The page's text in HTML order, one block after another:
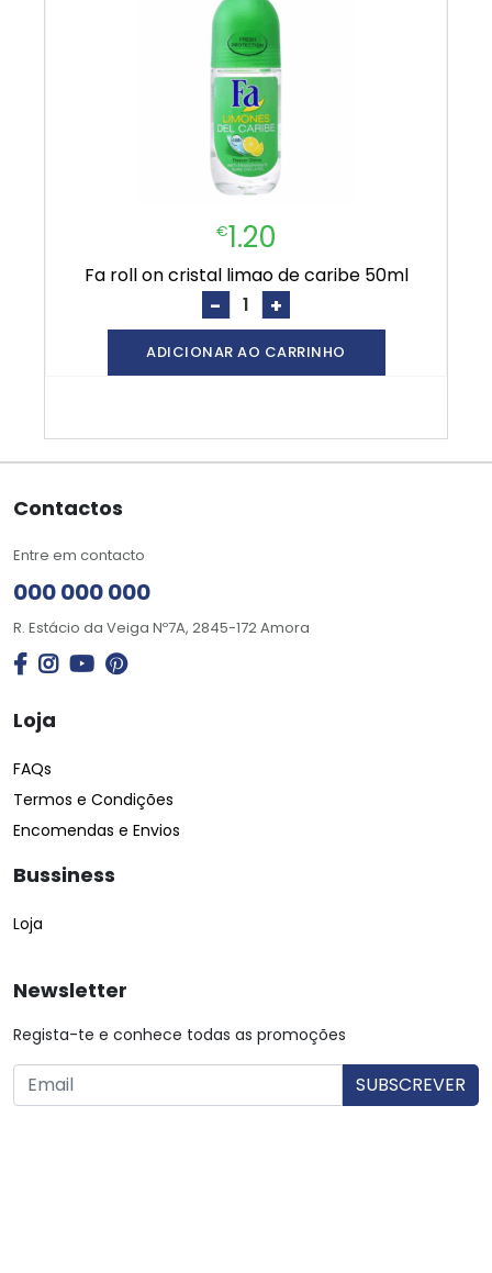
€1.20
fa roll on cristal limao de caribe 50ml
- +
ADICIONAR AO CARRINHO
Contactos
Entre em contacto
000 000 000
R. Estácio da Veiga Nº7A, 2845-172 Amora
Loja
FAQs
Termos e Condições
Encomendas e Envios
Bussiness
Loja
Newsletter
Regista-te e conhece todas as promoções